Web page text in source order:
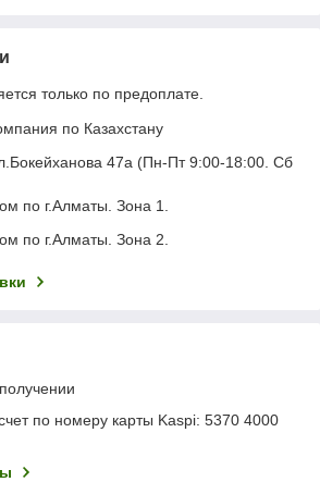
только по предоплате.
по Казахстану
47а (Пн-Пт 9:00-18:00. Сб
по г.Алматы. Зона 1.
по г.Алматы. Зона 2.
по номеру карты Kaspi: 5370 4000